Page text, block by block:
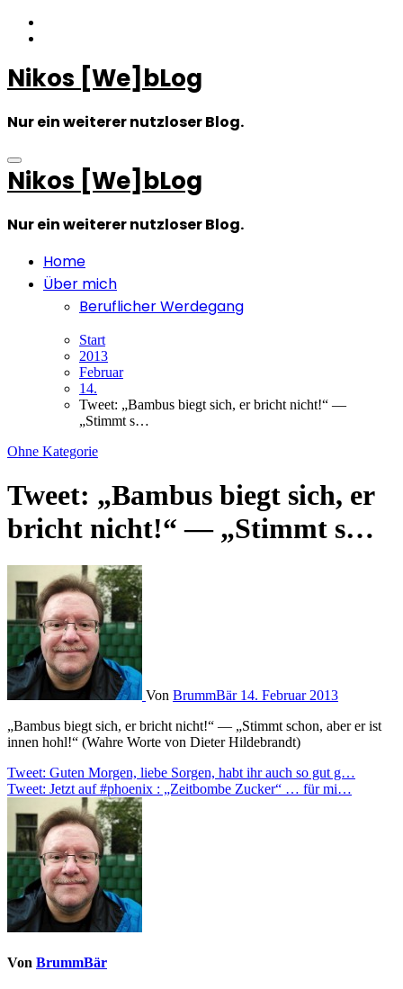
Zum
Inhalt
Nikos [We]bLog
Nur ein weiterer nutzloser Blog.
Nikos [We]bLog
Nur ein weiterer nutzloser Blog.
Home
Über mich
Beruflicher Werdegang
Start
2013
Februar
14.
Tweet: „Bambus biegt sich, er bricht nicht!“ —
„Stimmt s…
Ohne Kategorie
Tweet: „Bambus biegt sich, er
bricht nicht!“ — „Stimmt s…
Von BrummBär 14. Februar 2013
„Bambus biegt sich, er bricht nicht!“ — „Stimmt schon, aber er ist
innen hohl!“ (Wahre Worte von Dieter Hildebrandt)
Beitragsnavigation
Tweet: Guten Morgen, liebe Sorgen, habt ihr auch so gut g…
Tweet: Jetzt auf #phoenix : „Zeitbombe Zucker“ … für mi…
Von BrummBär